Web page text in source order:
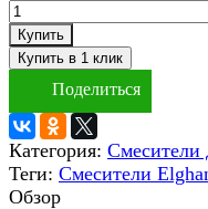
Купить
Поделиться
Категория: Смесители
Теги: Смесители
Обзор